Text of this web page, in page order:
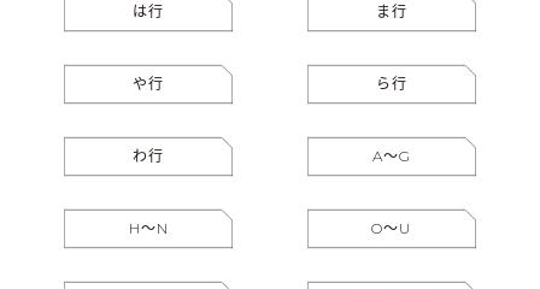
は行 ま行
や行 ら行
わ行 A〜G
H〜N O〜U